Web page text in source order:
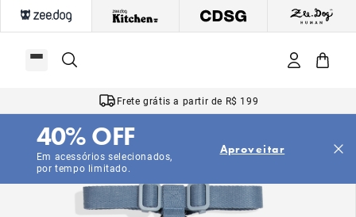
Frete grátis a partir de R$ 199
Em acessórios selecionados,
por tempo limitado.
40% OFF Aproveitar